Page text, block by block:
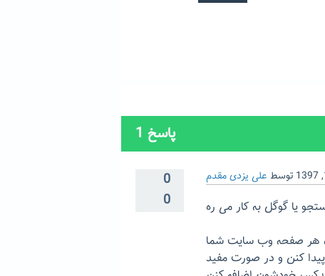
1 پاسخ
0
0
توسط علی یزدی مقدم
یا گوگل به کار می ره
هر صفحه وب سایت شما
کنن و در صورت مفید